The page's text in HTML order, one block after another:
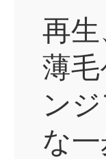
再
薄
ン
な一